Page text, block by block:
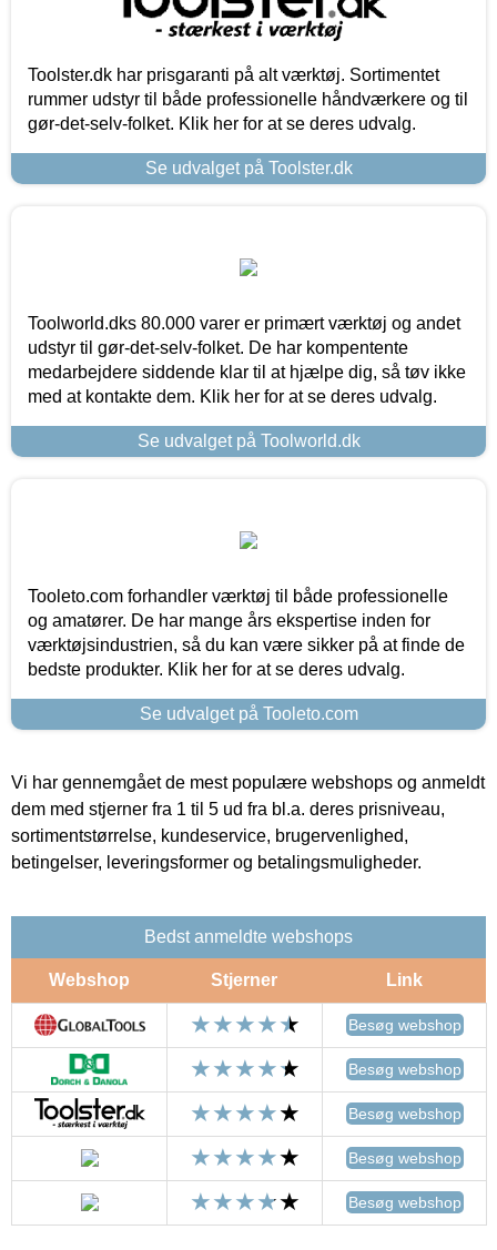
Toolster.dk har prisgaranti på alt værktøj. Sortimentet
rummer udstyr til både professionelle håndværkere og til
gør-det-selv-folket. Klik her for at se deres udvalg.
Se udvalget på Toolster.dk
Toolworld.dks 80.000 varer er primært værktøj og andet
udstyr til gør-det-selv-folket. De har kompentente
medarbejdere siddende klar til at hjælpe dig, så tøv ikke
med at kontakte dem. Klik her for at se deres udvalg.
Se udvalget på Toolworld.dk
Tooleto.com forhandler værktøj til både professionelle
og amatører. De har mange års ekspertise inden for
værktøjsindustrien, så du kan være sikker på at finde de
bedste produkter. Klik her for at se deres udvalg.
Se udvalget på Tooleto.com
Vi har gennemgået de mest populære webshops og anmeldt
dem med stjerner fra 1 til 5 ud fra bl.a. deres prisniveau,
sortimentstørrelse, kundeservice, brugervenlighed,
betingelser, leveringsformer og betalingsmuligheder.
Bedst anmeldte webshops
Webshop Stjerner Link
Besøg webshop
Besøg webshop
Besøg webshop
Besøg webshop
Besøg webshop